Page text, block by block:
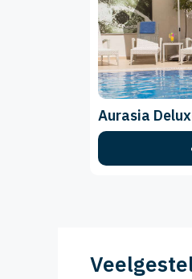
Aurasia